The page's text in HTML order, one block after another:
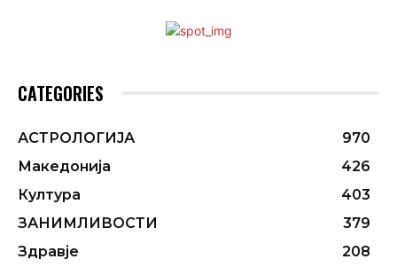
CATEGORIES
АСТРОЛОГИЈА
970
Македонија
426
Култура
403
ЗАНИМЛИВОСТИ
379
Здравје
208